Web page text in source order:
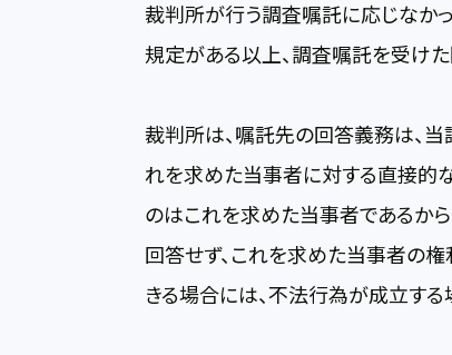
裁判所が行う調査嘱託に応じなか
規定がある以上、調査嘱託を受け
裁判所は、嘱託先の回答義務は、
れを求めた当事者に対する直接的
のはこれを求めた当事者であるか
回答せず、これを求めた当事者の
きる場合には、不法行為が成立する